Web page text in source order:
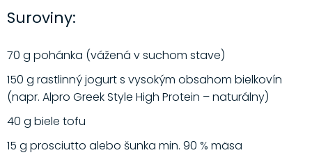
Suroviny:
70 g pohánka (vážená v suchom stave)
150 g rastlinný jogurt s vysokým obsahom bielkovín
(napr. Alpro Greek Style High Protein – naturálny)
40 g biele tofu
15 g prosciutto alebo šunka min. 90 % mäsa